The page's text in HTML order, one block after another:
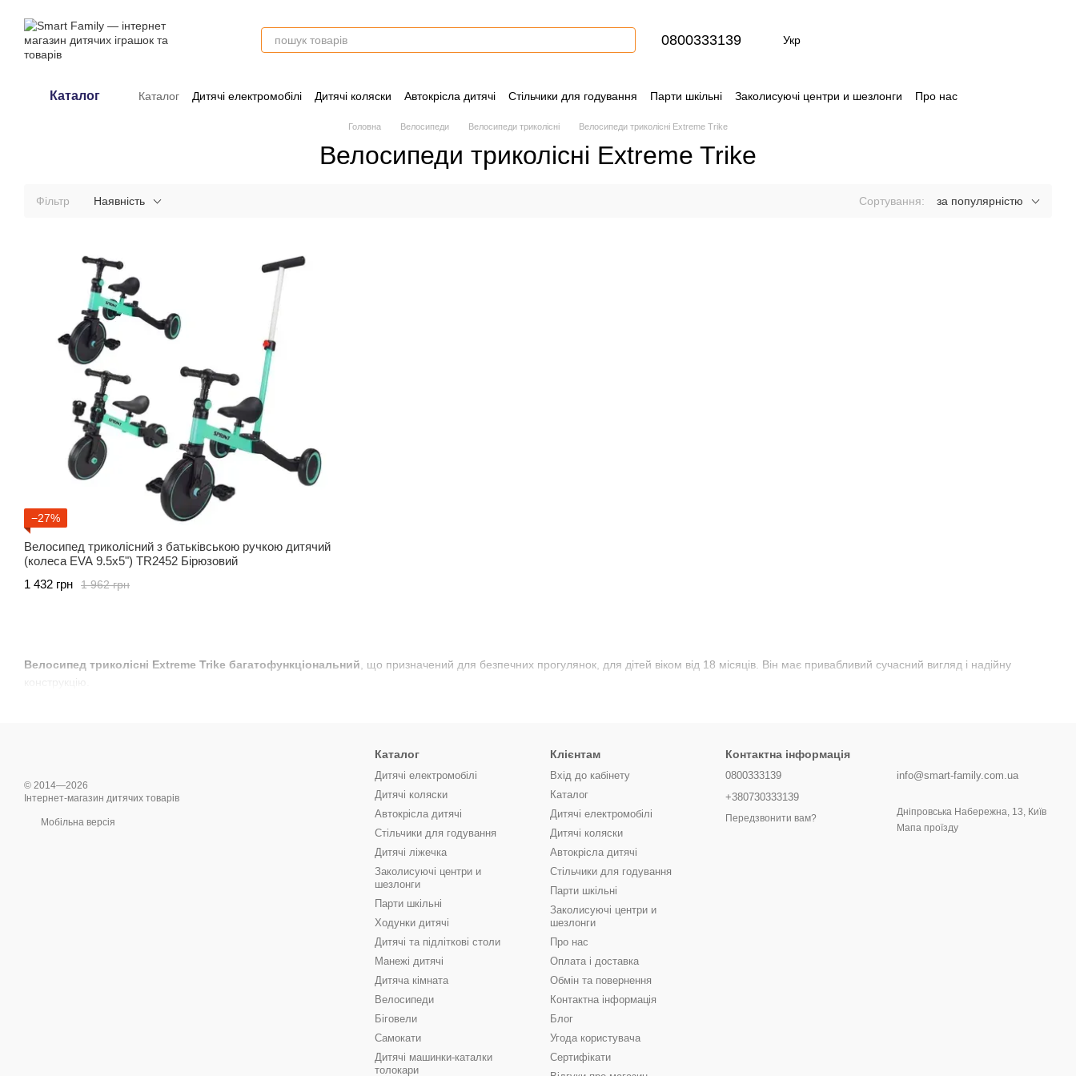
0800333139 Укр
Каталог Каталог Дитячі електромобілі Дитячі коляски Автокрісла дитячі Стільчики для годування Парти шкільні Заколисуючі центри и шезлонги
Про нас
Головна Велосипеди Велосипеди триколісні Велосипеди триколісні Extreme Trike
Велосипеди триколісні Extreme Trike
Фільтр Наявність Сортування: за популярністю
Велосипед триколісні Extreme Trike багатофункціональний , що призначений для безпечних прогулянок, для дітей віком від 18 місяців. Він має привабливий сучасний вигляд і надійну
конструкцію.
−27%
Велосипед триколісний з батьківською ручкою дитячий
(колеса EVA 9.5x5") TR2452 Бірюзовий
1 962 грн
1 432 грн
© 2014—2026
Інтернет-магазин дитячих товарів
Мобільна версія
Каталог
Дитячі електромобілі
Дитячі коляски
Автокрісла дитячі
Стільчики для годування
Дитячі ліжечка
Заколисуючі центри и
шезлонги
Парти шкільні
Ходунки дитячі
Дитячі та підліткові столи
Манежі дитячі
Дитяча кімната
Велосипеди
Біговели
Самокати
Дитячі машинки-каталки
толокари
Клієнтам
Вхід до кабінету
Каталог
Дитячі електромобілі
Дитячі коляски
Автокрісла дитячі
Стільчики для годування
Парти шкільні
Заколисуючі центри и
шезлонги
Про нас
Оплата і доставка
Обмін та повернення
Контактна інформація
Блог
Угода користувача
Сертифікати
Контактна інформація
0800333139
+380730333139
Передзвонити вам?
info@smart-family.com.ua
Дніпровська Набережна, 13, Київ
Мапа проїзду